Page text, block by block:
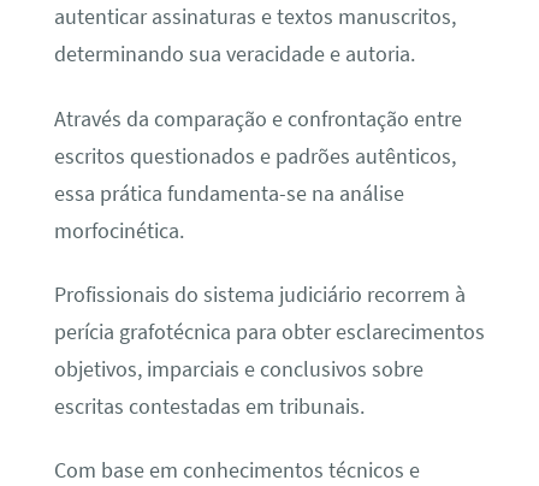
autenticar assinaturas e textos manuscritos,
determinando sua veracidade e autoria.
Através da comparação e confrontação entre
escritos questionados e padrões autênticos,
essa prática fundamenta-se na análise
morfocinética.
Profissionais do sistema judiciário recorrem à
perícia grafotécnica para obter esclarecimentos
objetivos, imparciais e conclusivos sobre
escritas contestadas em tribunais.
Com base em conhecimentos técnicos e